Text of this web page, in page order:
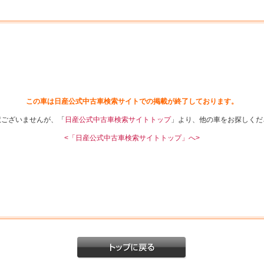
この車は日産公式中古車検索サイトでの掲載が終了しております。
ざいませんが、「 日産公式中古車検索サイトトップ」より、他の車をお探しく
<「日産公式中古車検索サイトトップ」へ>